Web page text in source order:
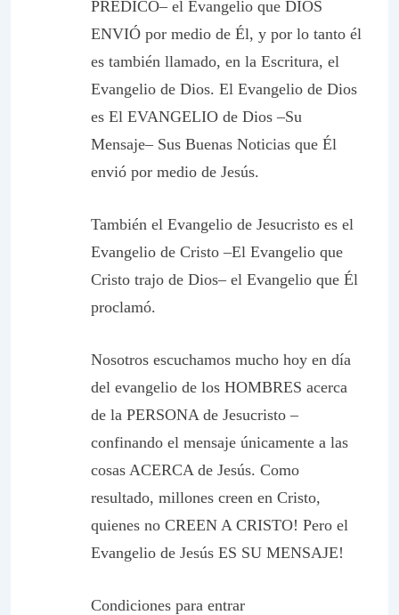
PREDICÓ– el Evangelio que DIOS
ENVIÓ por medio de Él, y por lo tanto él
es también llamado, en la Escritura, el
Evangelio de Dios. El Evangelio de Dios
es El EVANGELIO de Dios –Su
Mensaje– Sus Buenas Noticias que Él
envió por medio de Jesús.
También el Evangelio de Jesucristo es el
Evangelio de Cristo –El Evangelio que
Cristo trajo de Dios– el Evangelio que Él
proclamó.
Nosotros escuchamos mucho hoy en día
del evangelio de los HOMBRES acerca
de la PERSONA de Jesucristo –
confinando el mensaje únicamente a las
cosas ACERCA de Jesús. Como
resultado, millones creen en Cristo,
quienes no CREEN A CRISTO! Pero el
Evangelio de Jesús ES SU MENSAJE!
Condiciones para entrar